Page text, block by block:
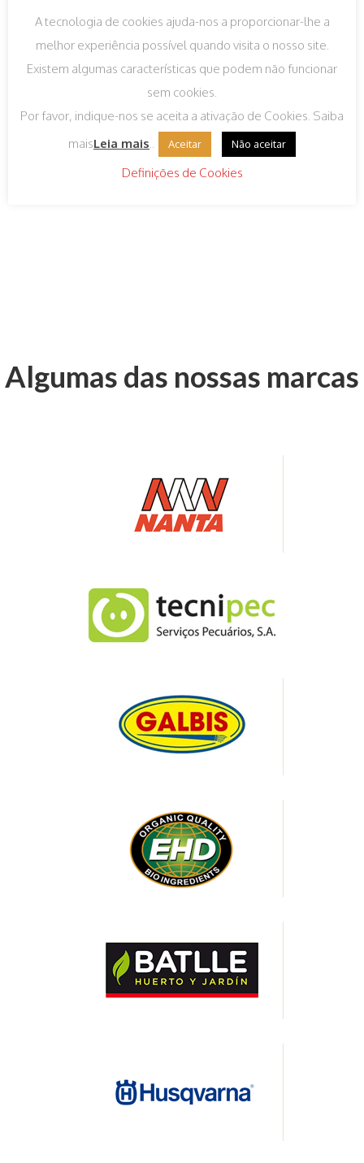
Comedouro Papa
Luxo
Arion Junior 15kg
€30,10 IVA incluído
Algumas das nossas marcas
A tecnologia de cookies ajuda-nos a proporcionar-lhe a
melhor experiência possível quando visita o nosso site.
Existem algumas características que podem não funcionar
sem cookies.
Por favor, indique-nos se aceita a ativação de Cookies. Saiba
maisLeia mais.. Aceitar Não aceitar
Definições de Cookies